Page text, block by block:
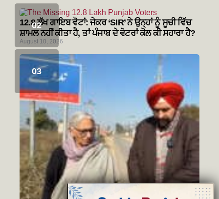
12.8 ਲੱਖ ਗਾਇਬ ਵੋਟਾਂ: ਜੇਕਰ ‘SIR’ ਨੇ ਉਨ੍ਹਾਂ ਨੂੰ ਸੂਚੀ ਵਿੱਚ
ਸ਼ਾਮਲ ਨਹੀਂ ਕੀਤਾ ਹੈ, ਤਾਂ ਪੰਜਾਬ ਦੇ ਵੋਟਰਾਂ ਕੋਲ ਕੀ ਸਹਾਰਾ ਹੈ?
August 10, 2026